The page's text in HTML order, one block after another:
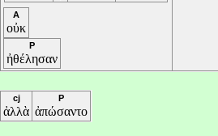
A
οὐκ
P
ἠθέλησαν
cj
ἀλλὰ
P
ἀπώσαντο